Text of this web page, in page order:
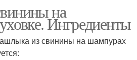
на
Ингредиенты
из свинины на шампурах